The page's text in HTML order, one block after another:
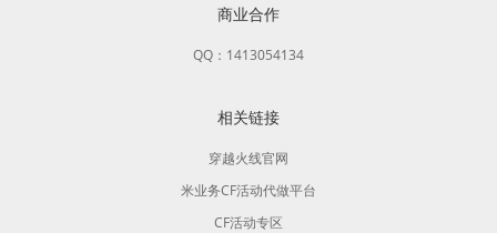
商业合作
QQ：1413054134
相关链接
穿越火线官网
米业务CF活动代做平台
CF活动专区